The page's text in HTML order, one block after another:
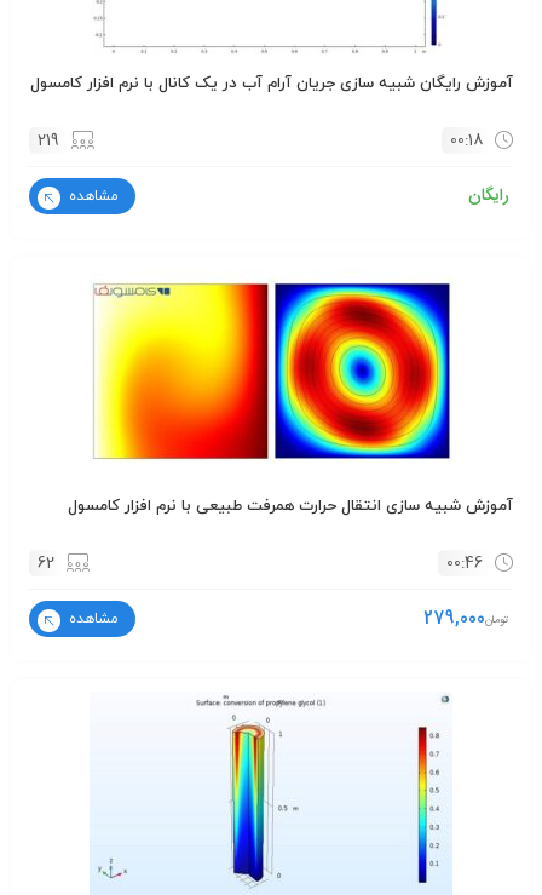
آموزش رایگان شبیه سازی جریان آرام آب در یک کانال با نرم افزار کامسول
00:18
219
رایگان مشاهده
آموزش شبیه سازی انتقال حرارت همرفت طبیعی با نرم افزار کامسول
00:46
62
تومان279,000 مشاهده